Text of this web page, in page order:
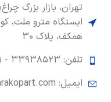
تهران، بازار بزرگ
ایستگاه مترو ملت،
همکف، پلاک ۳۰
تلفن: ۳۳۹۳۸۵۲۳ -
ایمیل: support@arakopart.com